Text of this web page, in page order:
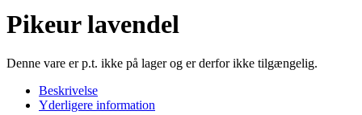
Pikeur lavendel
Denne vare er p.t. ikke på lager og er derfor ikke tilgængelig.
Beskrivelse
Yderligere information